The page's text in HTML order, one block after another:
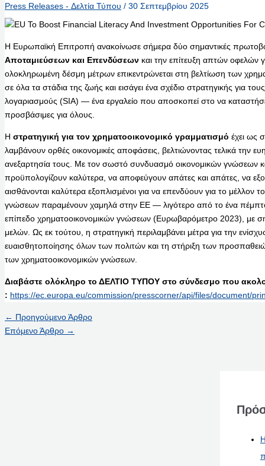
Press Releases - Δελτία Τύπου / 30 Σεπτεμβρίου 2025
Η Ευρωπαϊκή Επιτροπή ανακοίνωσε σήμερα δύο σημαντικές
Αποταμιεύσεων και Επενδύσεων και την επίτευξη απτών οφελών
ολοκληρωμένη δέσμη μέτρων επικεντρώνεται στη βελτίωση των
σε όλα τα στάδια της ζωής και εισάγει ένα σχέδιο στρατηγικής για
λογαριασμούς (SIA) — ένα εργαλείο που αποσκοπεί στο να
προσβάσιμες για όλους.
Η στρατηγική για τον χρηματοοικονομικό γραμματισμό έχει ως
λαμβάνουν ορθές οικονομικές αποφάσεις, βελτιώνοντας τελικά την
ανεξαρτησία τους. Με τον σωστό συνδυασμό οικονομικών γνώσεων
προϋπολογίζουν καλύτερα, να αποφεύγουν απάτες και απάτες, να
αισθάνονται καλύτερα εξοπλισμένοι για να επενδύουν για το μέλλον
γνώσεων παραμένουν χαμηλά στην ΕΕ — λιγότερο από το ένα
επίπεδο χρηματοοικονομικών γνώσεων (Ευρωβαρόμετρο 2023), με
μελών. Ως εκ τούτου, η στρατηγική περιλαμβάνει μέτρα για την
ευαισθητοποίησης όλων των πολιτών και τη στήριξη των
των χρηματοοικονομικών γνώσεων.
Διαβάστε ολόκληρο το ΔΕΛΤΙΟ ΤΥΠΟΥ στο σύνδεσμο που
: https://ec.europa.eu/commission/presscorner/api/files/document/
← Προηγούμενο Άρθρο
Επόμενο Άρθρο →